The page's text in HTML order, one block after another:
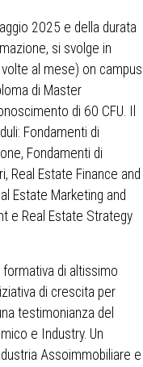
2025 e della durata
si svolge in
al mese) on campus
di Master
di 60 CFU. Il
Fondamenti di
Fondamenti di
Real Estate Finance and
Estate Marketing and
e Real Estate Strategy
formativa di altissimo
di crescita per
testimonianza del
e Industry. Un
Assoimmobiliare e